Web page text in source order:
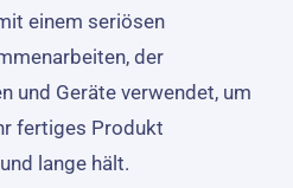
einem seriösen
der
und Geräte verwendet, um
fertiges Produkt
lange hält.